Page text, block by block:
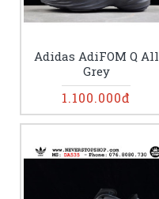
Adidas AdiFOM Q All
Grey
1.100.000đ